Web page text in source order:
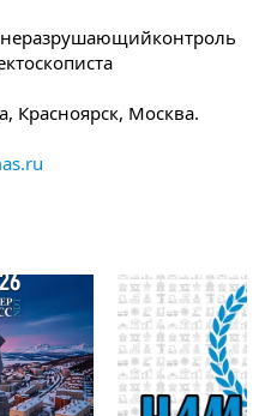
Красноярск, Москва.